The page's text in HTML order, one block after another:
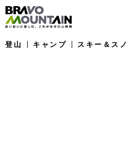
登山 キャンプ スキー＆ス